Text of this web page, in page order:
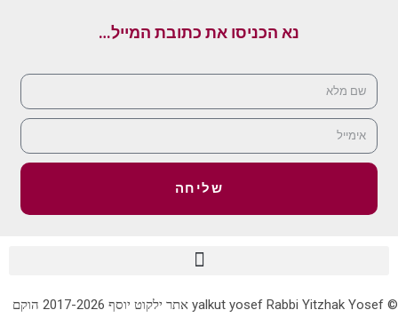
נא הכניסו את כתובת המייל…
שליחה
© yalkut yosef Rabbi Yitzhak Yosef אתר ילקוט יוסף 2017-2026 הוקם